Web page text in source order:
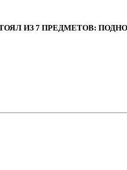
ИЗ 7 ПРЕДМЕТОВ: